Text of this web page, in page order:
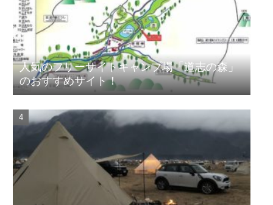
人気のフリーサイトキャンプ場「道志の森」
のおすすめサイト！